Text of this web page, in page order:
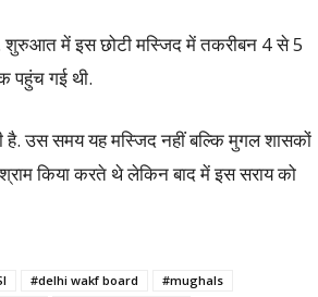
शुरुआत में इस छोटी मस्जिद में तकरीबन 4 से 5
पहुंच गई थी.
है. उस समय यह मस्जिद नहीं बल्कि मुगल शासकों
किया करते थे लेकिन बाद में इस सराय को
#delhi wakf board
#mughals